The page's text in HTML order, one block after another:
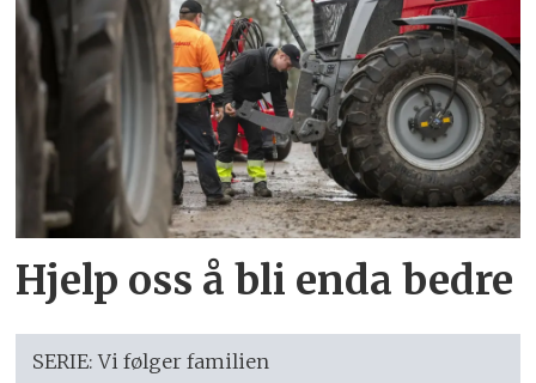
Hjelp oss å bli enda bedre
SERIE: Vi følger familien